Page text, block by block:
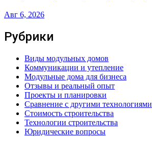
Авг 6, 2026
Рубрики
Виды модульных домов
Коммуникации и утепление
Модульные дома для бизнеса
Отзывы и реальный опыт
Проекты и планировки
Сравнение с другими технологиями
Стоимость строительства
Технологии строительства
Юридические вопросы